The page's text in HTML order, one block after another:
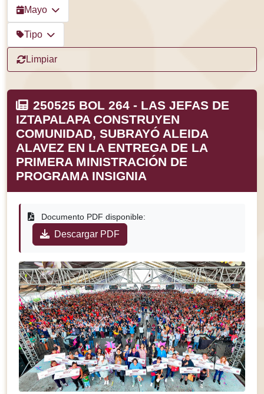
Mayo
Tipo
Limpiar
250525 BOL 264 - LAS JEFAS DE
IZTAPALAPA CONSTRUYEN
COMUNIDAD, SUBRAYÓ ALEIDA
ALAVEZ EN LA ENTREGA DE LA
PRIMERA MINISTRACIÓN DE
PROGRAMA INSIGNIA
Documento PDF disponible:
Descargar PDF